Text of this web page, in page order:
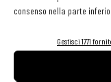
consenso nella parte
Gestisci 1771
In un ristorante
maggior parte estera